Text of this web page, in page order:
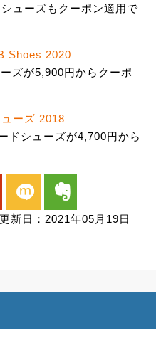
ューズもクーポン適用で
Shoes 2020
ズが5,900円からクーポ
ーズ 2018
ドシューズが4,700円から
mixi evernote
更新日：2021年05月19日